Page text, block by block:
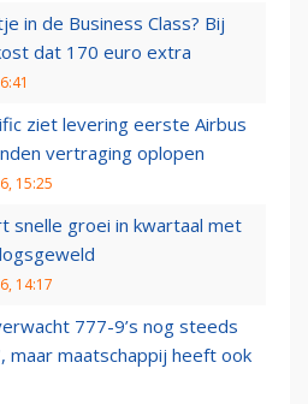
in de Business Class? Bij
dat 170 euro extra
ziet levering eerste Airbus
vertraging oplopen
15:25
snelle groei in kwartaal met
14:17
777-9’s nog steeds
maar maatschappij heeft ook